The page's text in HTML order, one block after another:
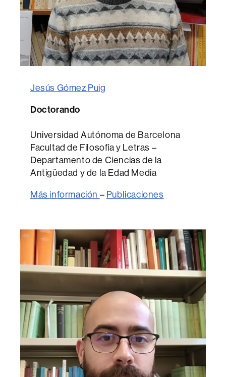
Jesús Gómez Puig
Doctorando
Universidad Autónoma de Barcelona
Facultad de Filosofía y Letras –
Departamento de Ciencias de la
Antigüedad y de la Edad Media
Más información – Publicaciones